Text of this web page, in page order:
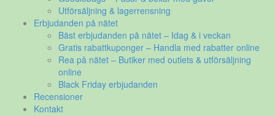
Utförsäljning & lagerrensning
Erbjudanden på nätet
Bäst erbjudanden på nätet – Idag & i veckan
Gratis rabattkuponger – Handla med rabatter online
Rea på nätet – Butiker med outlets & utförsäljning
online
Black Friday erbjudanden
Recensioner
Kontakt